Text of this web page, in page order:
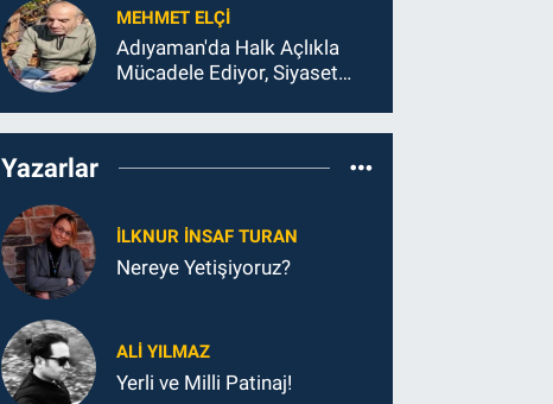
MEHMET ELÇI
Adıyaman'da Halk Açlıkla
Mücadele Ediyor, Siyaset
Yazarlar
İLKNUR İNSAF TURAN
Nereye Yetişiyoruz?
ALI YILMAZ
Yerli ve Milli Patinaj!